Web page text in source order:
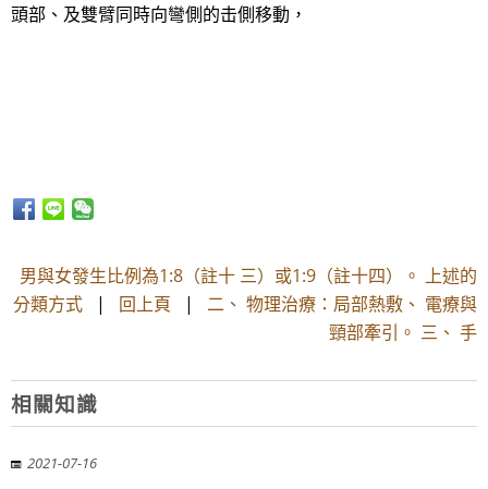
頭部、及雙臂同時向彎側的击側移動，
男與女發生比例為1:8（註十 三）或1:9（註十四）。 上述的
分類方式 | 回上頁 | 二、 物理治療：局部熱敷、 電療與
頸部牽引。 三、 手
相關知識
2021-07-16